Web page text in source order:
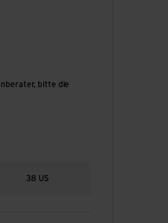
bitte die
38 US